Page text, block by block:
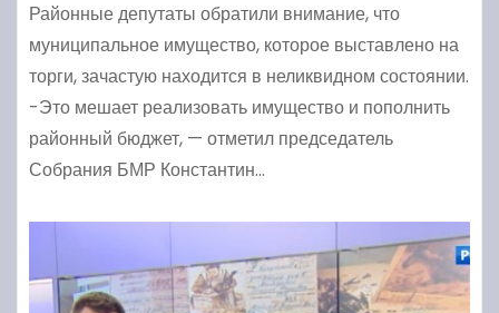
Районные депутаты обратили внимание, что
муниципальное имущество, которое выставлено на
торги, зачастую находится в неликвидном состоянии.
-Это мешает реализовать имущество и пополнить
районный бюджет, — отметил председатель
Собрания БМР Константин…